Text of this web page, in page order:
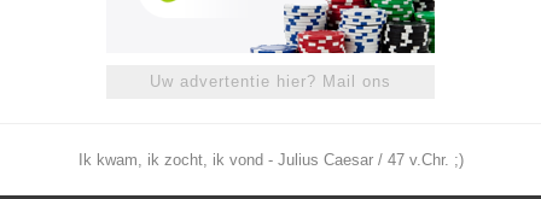
Uw advertentie hier? Mail ons
Ik kwam, ik zocht, ik vond - Julius Caesar / 47 v.Chr. ;)